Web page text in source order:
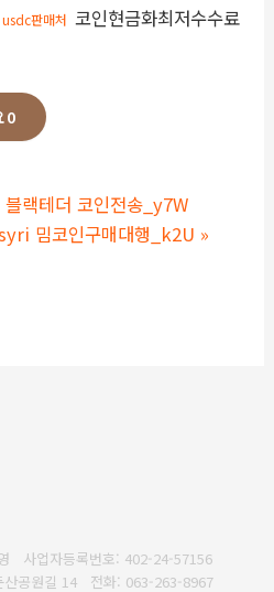
usdc판매처 코인현금화최저수수료
0
랙테더 코인전송_y7W
밈코인구매대행_k2U »
사업자등록번호: 402-24-57156
산공원길 14 전화: 063-263-8967